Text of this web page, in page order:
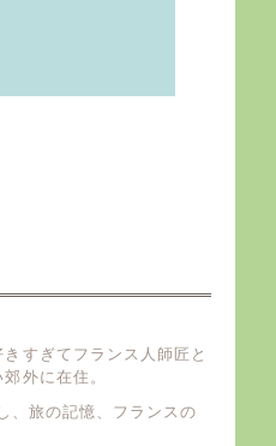
すぎてフランス人師匠と
外に在住。
旅の記憶、フランスの